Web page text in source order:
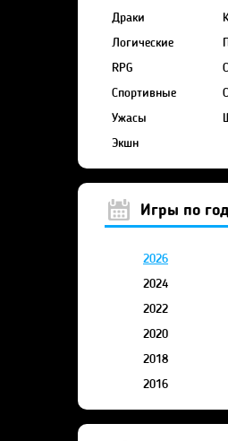
Драки
Логические
RPG
Спортивные
Ужасы
Экшн
Игры по
2026
2024
2022
2020
2018
2016